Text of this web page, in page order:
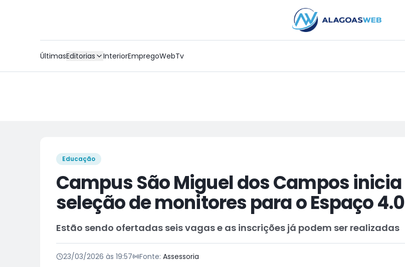
ÚltimasEditorias InteriorEmpregoWebTv
PUBLICIDADE
Educação
Campus São Miguel dos Campos inicia
seleção de monitores para o Espaço 4.0
Estão sendo ofertadas seis vagas e as inscrições já podem ser realizadas
23/03/2026 às 19:57 Fonte: Assessoria